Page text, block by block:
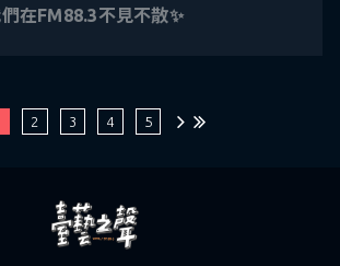
在FM88.3不見不散✨
2 3 4 5